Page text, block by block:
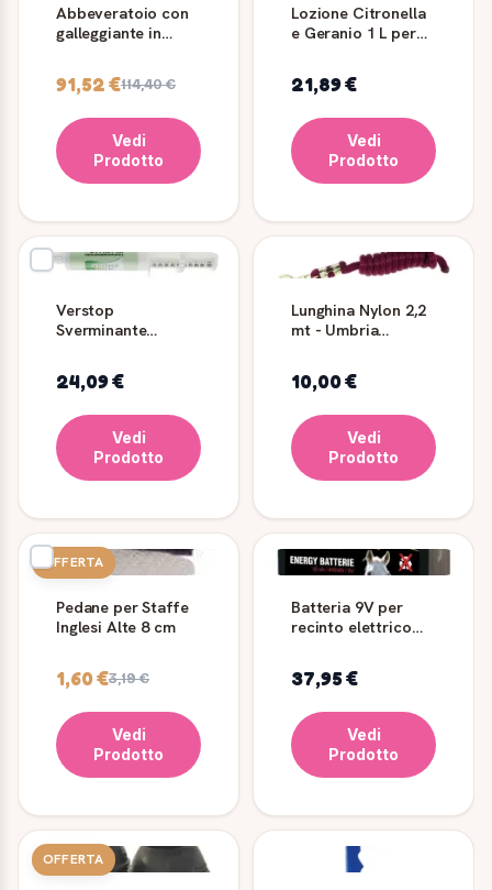
Abbeveratoio con
galleggiante in
91,52 €114,40 €
Vedi
Prodotto
Lozione Citronella
e Geranio 1 L per
21,89 €
Vedi
Prodotto
Verstop
Sverminante
24,09 €
Vedi
Prodotto
Lunghina Nylon 2,2
mt - Umbria
10,00 €
Vedi
Prodotto
OFFERTA
Pedane per Staffe
Inglesi Alte 8 cm
1,60 €3,19 €
Vedi
Prodotto
Batteria 9V per
recinto elettrico
37,95 €
Vedi
Prodotto
OFFERTA